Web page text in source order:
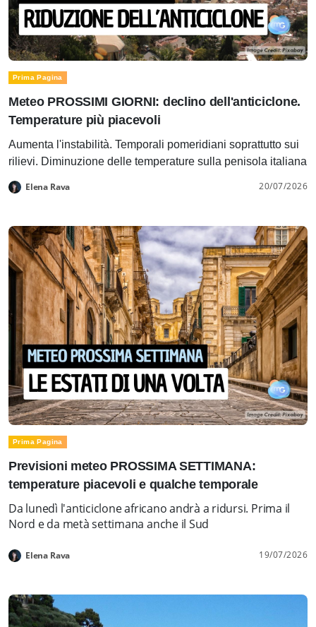
Prima Pagina
Meteo PROSSIMI GIORNI: declino dell'anticiclone.
Temperature più piacevoli
Aumenta l'instabilità. Temporali pomeridiani soprattutto sui
rilievi. Diminuzione delle temperature sulla penisola italiana
Elena Rava 20/07/2026
Prima Pagina
Previsioni meteo PROSSIMA SETTIMANA:
temperature piacevoli e qualche temporale
Da lunedì l'anticiclone africano andrà a ridursi. Prima il
Nord e da metà settimana anche il Sud
Elena Rava 19/07/2026